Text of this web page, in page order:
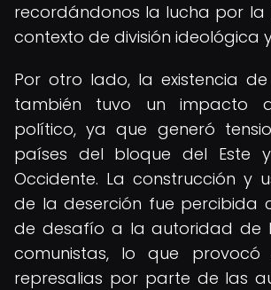
recordándonos la lucha por la
contexto de división ideológica
Por otro lado, la existencia
también tuvo un impacto
político, ya que generó
países del bloque del Este
Occidente. La construcción y
de la deserción fue percibida
de desafío a la autoridad de
comunistas, lo que provocó
represalias por parte de las